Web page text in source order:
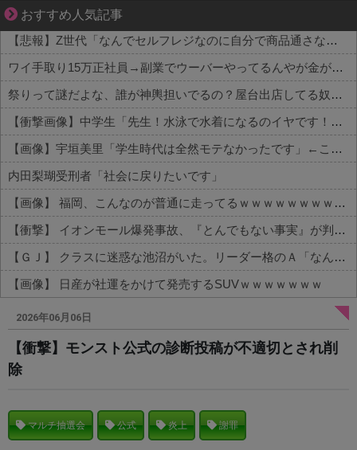
おすすめ人気記事
結婚生活の「当たり前」が壊れる瞬間
【悲報】Z世代「なんでセルフレジなのに自分で商品通さないといけないんだ」
ワイ手取り15万正社員→副業でウーバーやってるんやが金がない
祭りって謎だよな、誰が神輿担いでるの？屋台出店してる奴らは誰の許可を得て商売してるの？
【衝撃画像】中学生「先生！水泳で水着になるのイヤです！」先生「分かった」→結果まさかの『こう』なってしまうw w w w w w w
【画像】宇垣美里「学生時代は全然モテなかったです」←これほんまかぁ？w w w w w w w w
内田梨瑚受刑者「社会に戻りたいです」
【画像】 福岡、こんなのが普通に走ってるｗｗｗｗｗｗｗｗｗｗｗｗｗｗｗｗ
【衝撃】 イオンモール爆発事故、『とんでもない事実』が判明してしまう・・・・・・
【ＧＪ】 クラスに迷惑な池沼がいた。リーダー格のＡ「なんで支援学級に入れないんですか？」先生「背の高い低いと同じで、これも個性なの！差別は...
【画像】 日産が社運をかけて発売するSUVｗｗｗｗｗｗｗ
Powered by livedoor 相互RSS
2026年06月06日
【衝撃】モンスト公式の診断投稿が不適切とされ削
除
マルチ抽選会 公式 炎上 謝罪